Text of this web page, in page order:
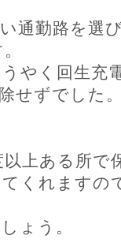
通勤路を選
やく回生充
せずでした
上ある所で
くれますの
ょう。